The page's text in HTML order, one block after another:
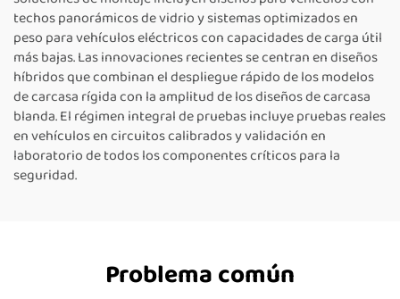
techos panorámicos de vidrio y sistemas optimizados en
peso para vehículos eléctricos con capacidades de carga útil
más bajas. Las innovaciones recientes se centran en diseños
híbridos que combinan el despliegue rápido de los modelos
de carcasa rígida con la amplitud de los diseños de carcasa
blanda. El régimen integral de pruebas incluye pruebas reales
en vehículos en circuitos calibrados y validación en
laboratorio de todos los componentes críticos para la
seguridad.
Problema común